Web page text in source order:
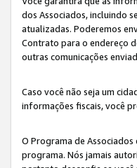
dos Associados, incluindo
atualizadas. Poderemos
Contrato para o endereço
outras comunicações
Caso você não seja um
informações fiscais, você
O Programa de
programa. Nós jamais